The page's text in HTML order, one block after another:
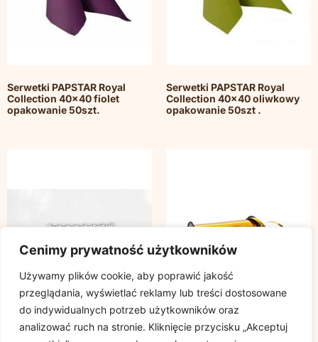
Cenimy prywatność użytkowników
Używamy plików cookie, aby poprawić jakość
przeglądania, wyświetlać reklamy lub treści dostosowane
do indywidualnych potrzeb użytkowników oraz
analizować ruch na stronie. Kliknięcie przycisku „Akceptuj
Serwetki PAPSTAR Royal
Collection 40×40 fiolet
opakowanie 50szt.
Serwetki PAPSTAR Royal
Collection 40×40 oliwkowy
opakowanie 50szt .